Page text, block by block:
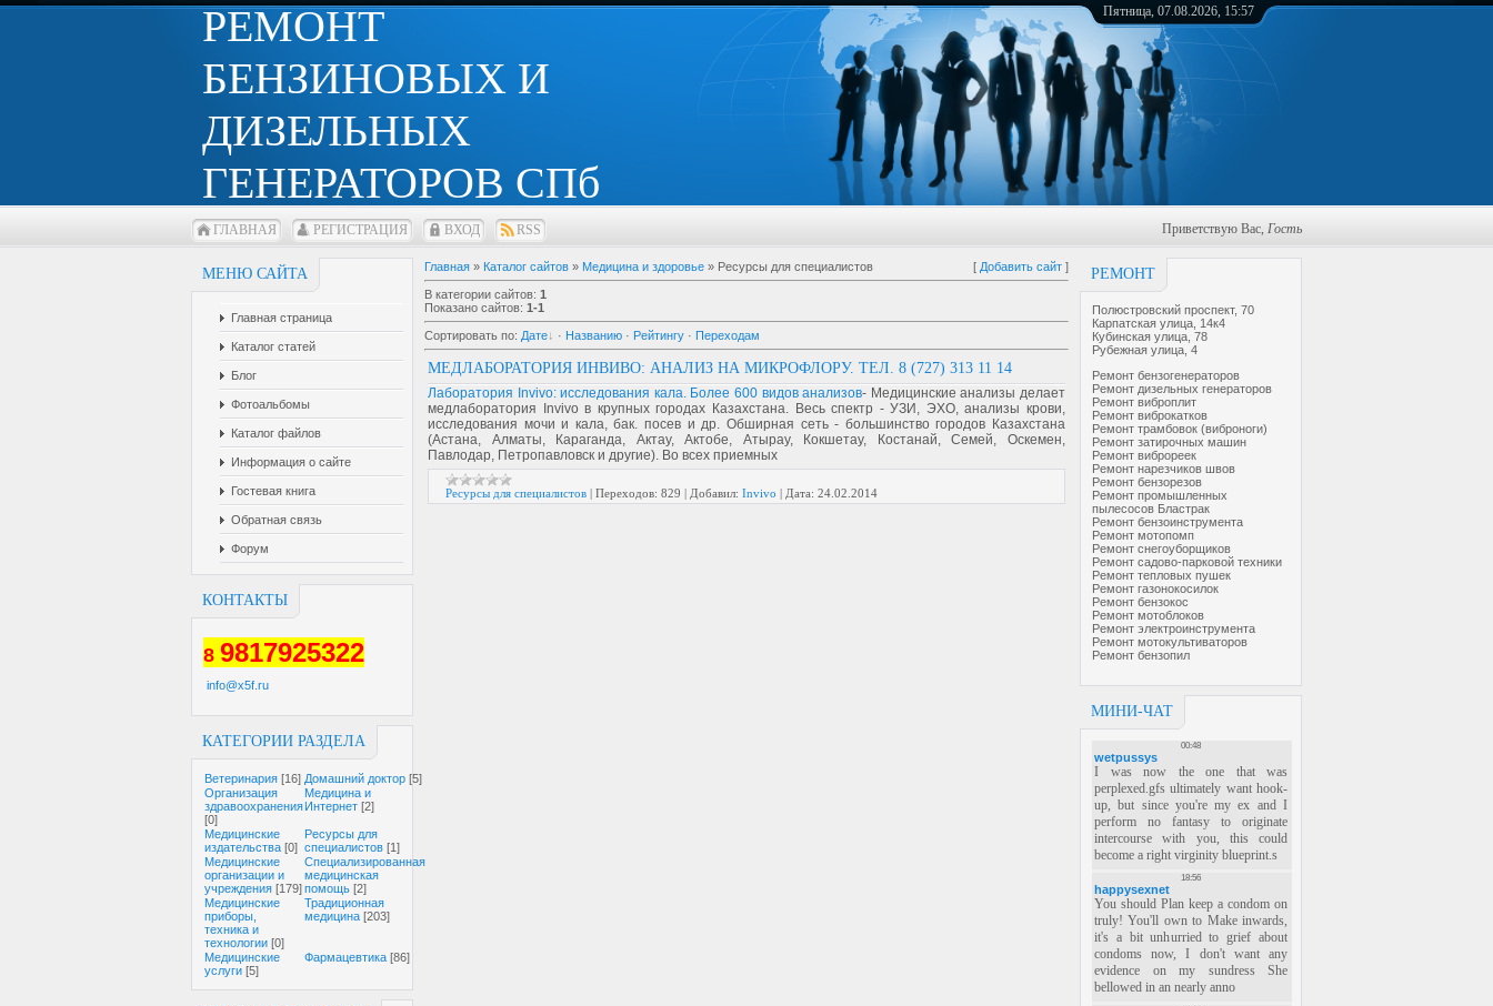
РЕМОНТ
БЕНЗИНОВЫХ И
ДИЗЕЛЬНЫХ
ГЕНЕРАТОРОВ СПб
Пятница, 07.08.2026, 15:57
ГЛАВНАЯ РЕГИСТРАЦИЯ ВХОД RSS Приветствую Вас, Гость
МЕНЮ САЙТА
Главная страница
Каталог статей
Блог
Фотоальбомы
Каталог файлов
Информация о сайте
Гостевая книга
Обратная связь
Форум
КОНТАКТЫ
8 9817925322
info@x5f.ru
КАТЕГОРИИ РАЗДЕЛА
Ветеринария [16] Домашний доктор [5]
Организация
здравоохранения
[0]
Медицина и
Интернет [2]
Медицинские
издательства [0]
Ресурсы для
специалистов [1]
Медицинские
организации и
учреждения [179]
Специализированная
медицинская
помощь [2]
Медицинские
приборы,
техника и
технологии [0]
Традиционная
медицина [203]
Медицинские
услуги [5]
Фармацевтика [86]
РЕМОНТ
Полюстровский проспект, 70
Карпатская улица, 14к4
Кубинская улица, 78
Рубежная улица, 4
Ремонт бензогенераторов
Ремонт дизельных генераторов
Ремонт виброплит
Ремонт виброкатков
Ремонт трамбовок (виброноги)
Ремонт затирочных машин
Ремонт виброреек
Ремонт нарезчиков швов
Ремонт бензорезов
Ремонт промышленных
пылесосов Бластрак
Ремонт бензоинструмента
Ремонт мотопомп
Ремонт снегоуборщиков
Ремонт садово-парковой техники
Ремонт тепловых пушек
Ремонт газонокосилок
Ремонт бензокос
Ремонт мотоблоков
Ремонт электроинструмента
Ремонт мотокультиваторов
Ремонт бензопил
МИНИ-ЧАТ
Главная » Каталог сайтов » Медицина и здоровье » Ресурсы для специалистов [ Добавить сайт ]
В категории сайтов: 1
Показано сайтов: 1-1
Сортировать по: Дате · Названию · Рейтингу · Переходам
МЕДЛАБОРАТОРИЯ ИНВИВО: АНАЛИЗ НА МИКРОФЛОРУ. ТЕЛ. 8 (727) 313 11 14
Лаборатория Invivo: исследования кала. Более 600 видов анализов- Медицинские анализы делает
медлаборатория Invivo в крупных городах Казахстана. Весь спектр - УЗИ, ЭХО, анализы крови,
исследования мочи и кала, бак. посев и др. Обширная сеть - большинство городов Казахстана
(Астана, Алматы, Караганда, Актау, Актобе, Атырау, Кокшетау, Костанай, Семей, Оскемен,
Павлодар, Петропавловск и другие). Во всех приемных
Ресурсы для специалистов | Переходов: 829 | Добавил: Invivo | Дата: 24.02.2014